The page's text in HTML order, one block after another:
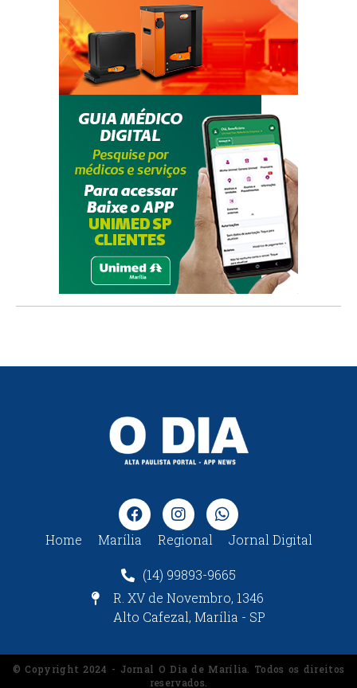
Home Marília Regional Jornal Digital
(14) 99893-9665
R. XV de Novembro, 1346
Alto Cafezal, Marília - SP
© Copyright 2024 - Jornal O Dia de Marília. Todos os direitos
reservados.